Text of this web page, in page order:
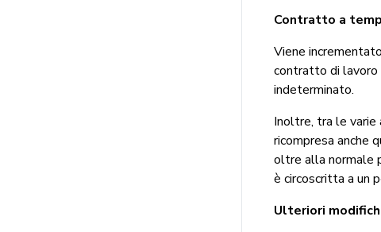
Contratto a
Viene
contratto di
indeterminato.
Inoltre, tra le
ricompresa anche
oltre alla normale
è circoscritta a un
Ulteriori